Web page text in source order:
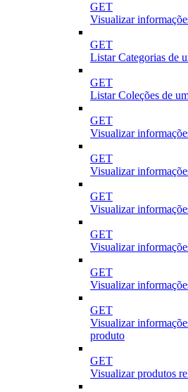
GET
Visualizar
GET
Listar Categorias de
GET
Listar Coleções de
GET
Visualizar
GET
Visualizar
GET
Visualizar
GET
Visualizar
GET
Visualizar
GET
Visualizar
produto
GET
Visualizar produtos